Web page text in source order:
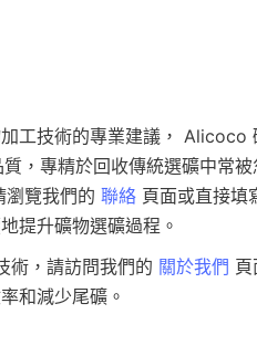
工技術的專業建議， Alicoco
，專精於回收傳統選礦中常
瀏覽我們的 聯絡 頁面或直接填
術，請訪問我們的 關於我們